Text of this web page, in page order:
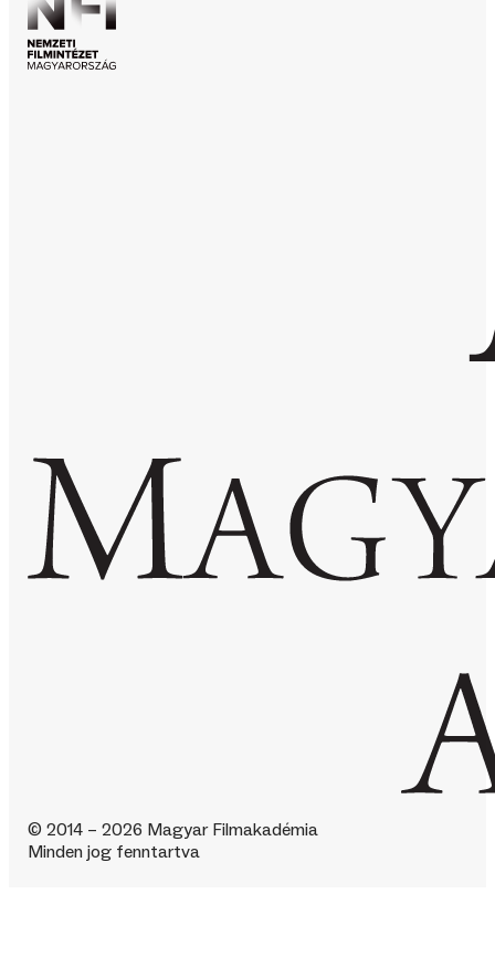
© 2014 – 2026 Magyar Filmakadémia
Minden jog fenntartva